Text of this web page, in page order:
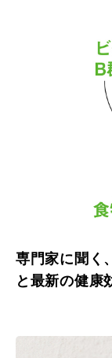
専門家に聞く
と最新の健康